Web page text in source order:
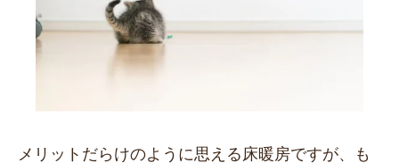
メリットだらけのように思える床暖房ですが、も